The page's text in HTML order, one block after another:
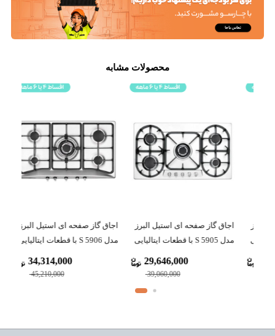
محصولات مشابه
اجاق گاز صفحه ای استیل البرز
مدل S 5905 با قطعات ایتالیایی
39,060,000
29,646,000
اجاق گاز صفحه ای استیل البرز
مدل S 5906 با قطعات ایتالیایی
45,210,000
34,314,000